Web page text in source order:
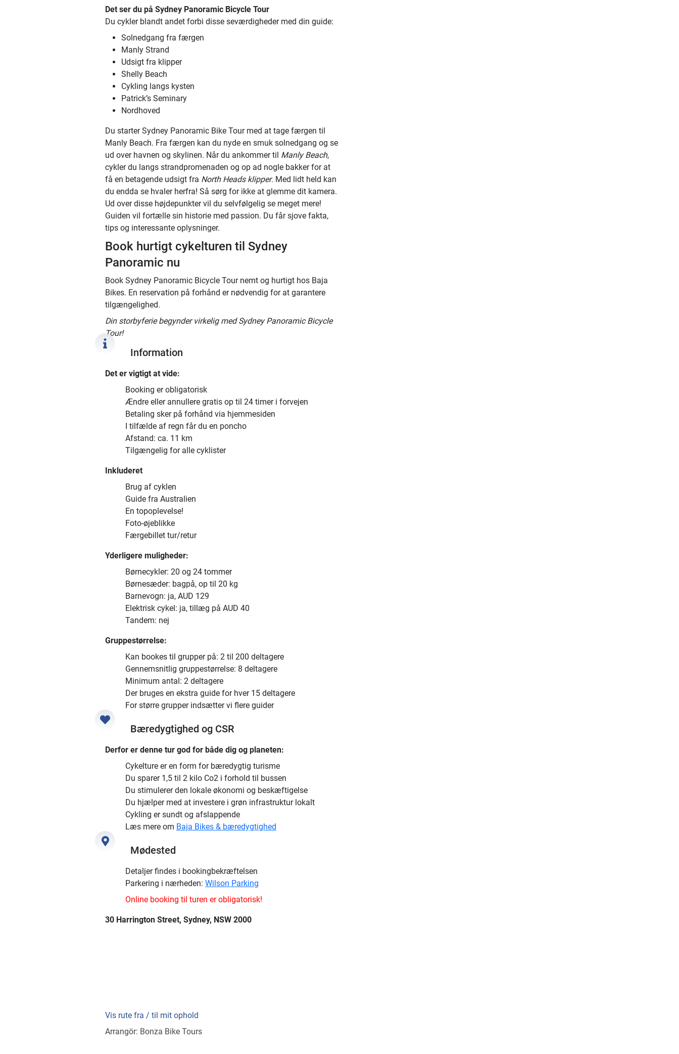
Det ser du på Sydney Panoramic Bicycle Tour
Du cykler blandt andet forbi disse seværdigheder med din guide:
Solnedgang fra færgen
Manly Strand
Udsigt fra klipper
Shelly Beach
Cykling langs kysten
Patrick’s Seminary
Nordhoved
Du starter Sydney Panoramic Bike Tour med at tage færgen til
Manly Beach. Fra færgen kan du nyde en smuk solnedgang og se
ud over havnen og skylinen. Når du ankommer til Manly Beach,
cykler du langs strandpromenaden og op ad nogle bakker for at
få en betagende udsigt fra North Heads klipper. Med lidt held kan
du endda se hvaler herfra! Så sørg for ikke at glemme dit kamera.
Ud over disse højdepunkter vil du selvfølgelig se meget mere!
Guiden vil fortælle sin historie med passion. Du får sjove fakta,
tips og interessante oplysninger.
Book hurtigt cykelturen til Sydney
Panoramic nu
Book Sydney Panoramic Bicycle Tour nemt og hurtigt hos Baja
Bikes. En reservation på forhånd er nødvendig for at garantere
tilgængelighed.
Din storbyferie begynder virkelig med Sydney Panoramic Bicycle
Tour!
Information
Det er vigtigt at vide:
Booking er obligatorisk
Ændre eller annullere gratis op til 24 timer i forvejen
Betaling sker på forhånd via hjemmesiden
I tilfælde af regn får du en poncho
Afstand: ca. 11 km
Tilgængelig for alle cyklister
Inkluderet
Brug af cyklen
Guide fra Australien
En topoplevelse!
Foto-øjeblikke
Færgebillet tur/retur
Yderligere muligheder:
Børnecykler: 20 og 24 tommer
Børnesæder: bagpå, op til 20 kg
Barnevogn: ja, AUD 129
Elektrisk cykel: ja, tillæg på AUD 40
Tandem: nej
Gruppestørrelse:
Kan bookes til grupper på: 2 til 200 deltagere
Gennemsnitlig gruppestørrelse: 8 deltagere
Minimum antal: 2 deltagere
Der bruges en ekstra guide for hver 15 deltagere
For større grupper indsætter vi flere guider
Bæredygtighed og CSR
Derfor er denne tur god for både dig og planeten:
Cykelture er en form for bæredygtig turisme
Du sparer 1,5 til 2 kilo Co2 i forhold til bussen
Du stimulerer den lokale økonomi og beskæftigelse
Du hjælper med at investere i grøn infrastruktur lokalt
Cykling er sundt og afslappende
Læs mere om Baja Bikes & bæredygtighed
Mødested
Detaljer findes i bookingbekræftelsen
Parkering i nærheden: Wilson Parking
Online booking til turen er obligatorisk!
30 Harrington Street, Sydney, NSW 2000
Vis rute fra / til mit ophold
Arrangör: Bonza Bike Tours